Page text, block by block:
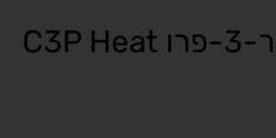
צלעות קירור אקסטרודר לקריאטור-3-פרו C3P Heat